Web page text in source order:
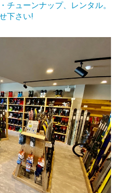
チューンナップ、レンタル。
下さい!